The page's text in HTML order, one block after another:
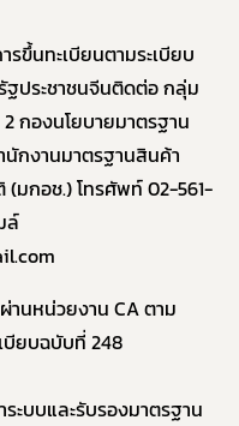
รขึ้นทะเบียนตามระเบียบ
ประชาชนจีนติดต่อ กลุ่ม
2 กองนโยบายมาตรฐาน
นักงานมาตรฐานสินค้า
(มกอช.) โทรศัพท์ 02-561-
ล์
านหน่วยงาน CA ตาม
บียบฉบับที่ 248
ะบบและรับรองมาตรฐาน